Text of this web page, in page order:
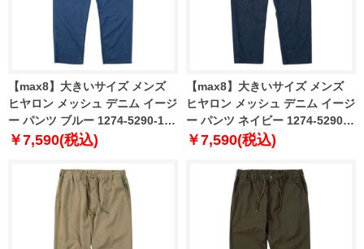
【max8】大きいサイズ メンズ
ヒヤロン メッシュ デニム イージ
ー パンツ ブルー 1274-5290-1
3L 4L 5L 6L 7L 8L
￥7,590(税込)
【max8】大きいサイズ メンズ
ヒヤロン メッシュ デニム イージ
ー パンツ ネイビー 1274-5290-2
3L 4L 5L 6L 7L 8L
￥7,590(税込)